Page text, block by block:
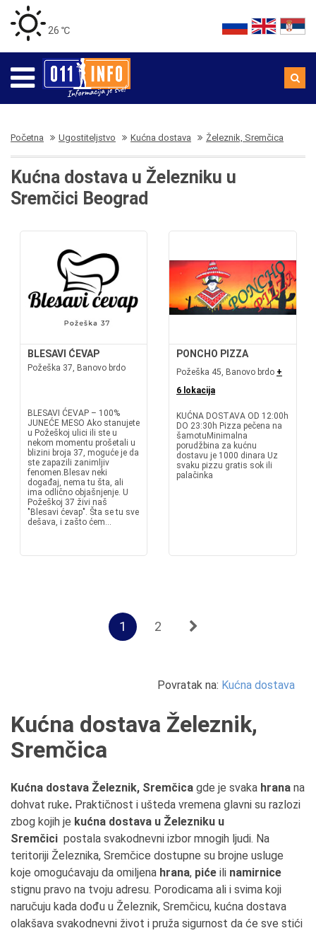
26 ℃
Početna Ugostiteljstvo Kućna dostava Železnik, Sremčica
Kućna dostava u Železniku u
Sremčici Beograd
BLESAVI ĆEVAP
Požeška 37, Banovo brdo
BLESAVI ĆEVAP – 100%
JUNEĆE MESO Ako stanujete
u Požeškoj ulici ili ste u
nekom momentu prošetali u
blizini broja 37, moguće je da
ste zapazili zanimljiv
fenomen.Blesav neki
događaj, nema tu šta, ali
ima odlično objašnjenje. U
Požeškoj 37 živi naš
"Blesavi ćevap". Šta se tu sve
dešava, i zašto ćem...
PONCHO PIZZA
Požeška 45, Banovo brdo +
6 lokacija
KUĆNA DOSTAVA OD 12:00h
DO 23:30h Pizza pečena na
šamotuMinimalna
porudžbina za kućnu
dostavu je 1000 dinara Uz
svaku pizzu gratis sok ili
palačinka
1 2
Povratak na: Kućna dostava
Kućna dostava Železnik,
Sremčica
Kućna dostava Železnik, Sremčica gde je svaka hrana na
dohvat ruke. Praktičnost i ušteda vremena glavni su razlozi
zbog kojih je kućna dostava u Železniku u
Sremčici postala svakodnevni izbor mnogih ljudi. Na
teritoriji Železnika, Sremčice dostupne su brojne usluge
koje omogućavaju da omiljena hrana, piće ili namirnice
stignu pravo na tvoju adresu. Porodicama ali i svima koji
naručuju kada dođu u Železnik, Sremčicu, kućna dostava
olakšava svakodnevni život i pruža sigurnost da će sve stići